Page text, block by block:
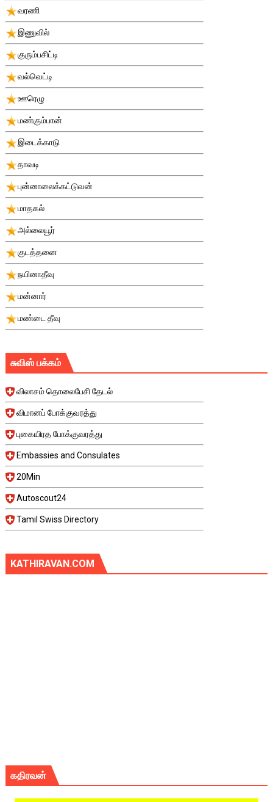
வரணி
இணுவில்
குரும்பசிட்டி
வல்வெட்டி
ஊரெழு
மண்கும்பான்
இடைக்காடு
தாவடி
புன்னாலைக்கட்டுவன்
மாதகல்
அல்லையூர்
குடத்தனை
நயினாதீவு
மன்னார்
மண்டை தீவு
சுவிஸ் பக்கம்
விலாசம் தொலைபேசி தேடல்
விமானப் போக்குவரத்து
புகையிரத போக்குவரத்து
Embassies and Consulates
20Min
Autoscout24
Tamil Swiss Directory
KATHIRAVAN.COM
கதிரவன்